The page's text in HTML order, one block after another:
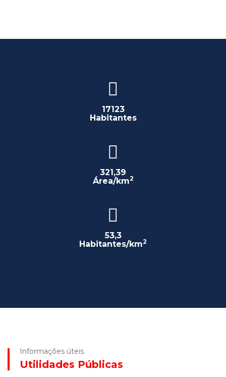
17123
Habitantes
321,39
Área/km2
53,3
Habitantes/km2
Informações úteis
Utilidades Públicas